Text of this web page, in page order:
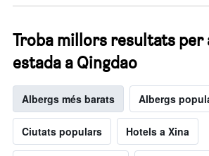
Troba millors resultats per
estada a Qingdao
Albergs més barats Albergs
Ciutats populars Hotels a Xina